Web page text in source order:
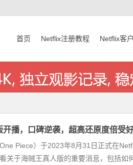
首页 Netflix注册教程 Netflix客
播，口碑逆袭，超高还原度倍受
Piece）于2023年8月31日正式在
关于海贼王真人版的重要消息，包括如